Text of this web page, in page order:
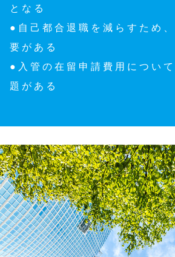
となる
●自己都合退職を減らすため
要がある
●入管の在留申請費用につい
題がある